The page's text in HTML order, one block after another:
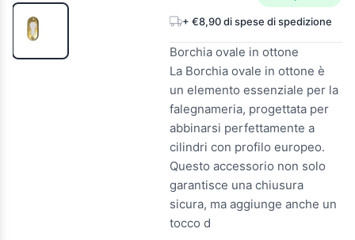
+ €8,90 di spese di spedizione
Borchia ovale in ottone
La Borchia ovale in ottone è
un elemento essenziale per la
falegnameria, progettata per
abbinarsi perfettamente a
cilindri con profilo europeo.
Questo accessorio non solo
garantisce una chiusura
sicura, ma aggiunge anche un
tocco d